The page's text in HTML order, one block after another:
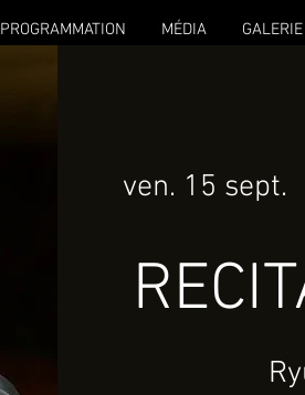
PROGRAMMATION MÉDIA GALERIE
ven. 15 sept.